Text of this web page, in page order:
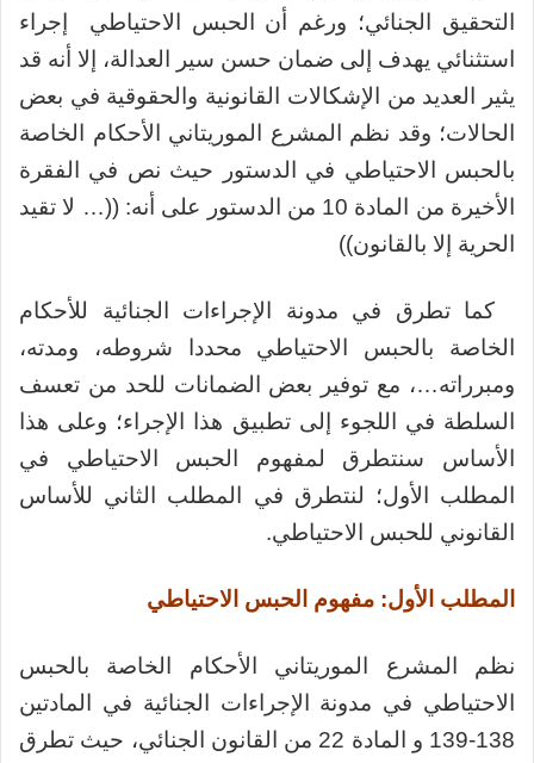
التحقيق الجنائي؛ ورغم أن الحبس الاحتياطي إجراء
استثنائي يهدف إلى ضمان حسن سير العدالة، إلا أنه قد
يثير العديد من الإشكالات القانونية والحقوقية في بعض
الحالات؛ وقد نظم المشرع الموريتاني الأحكام الخاصة
بالحبس الاحتياطي في الدستور حيث نص في الفقرة
الأخيرة من المادة 10 من الدستور على أنه: ((… لا تقيد
الحرية إلا بالقانون))
كما تطرق في مدونة الإجراءات الجنائية للأحكام
الخاصة بالحبس الاحتياطي محددا شروطه، ومدته،
ومبرراته…، مع توفير بعض الضمانات للحد من تعسف
السلطة في اللجوء إلى تطبيق هذا الإجراء؛ وعلى هذا
الأساس سنتطرق لمفهوم الحبس الاحتياطي في
المطلب الأول؛ لنتطرق في المطلب الثاني للأساس
القانوني للحبس الاحتياطي.
المطلب الأول: مفهوم الحبس الاحتياطي
نظم المشرع الموريتاني الأحكام الخاصة بالحبس
الاحتياطي في مدونة الإجراءات الجنائية في المادتين
138-139 و المادة 22 من القانون الجنائي، حيث تطرق